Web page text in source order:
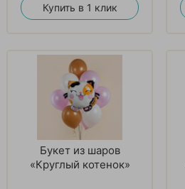
Купить в 1 клик
Букет из шаров
«Круглый котенок»